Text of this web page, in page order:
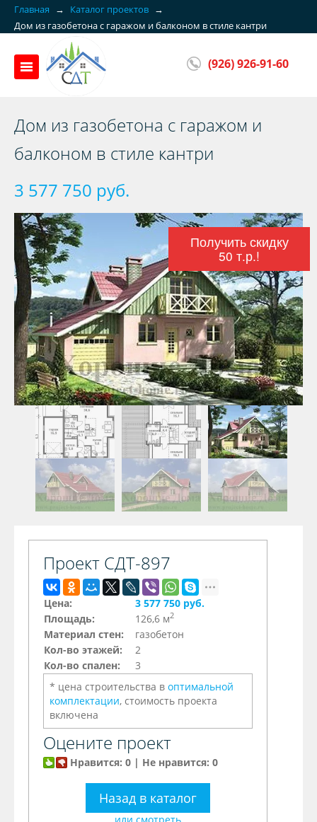
Главная → Каталог проектов →
Дом из газобетона с гаражом и балконом в стиле кантри
(926) 926-91-60
Дом из газобетона с гаражом и
балконом в стиле кантри
3 577 750 руб.
Получить скидку
50 т.р.!
Проект СДТ-897
Цена:
3 577 750 руб.
Площадь:
126,6 м2
Материал стен:
газобетон
Кол-во этажей:
2
Кол-во спален:
3
* цена строительства в оптимальной
комплектации, стоимость проекта
включена
Оцените проект
Нравится: 0 | Не нравится: 0
Назад в каталог